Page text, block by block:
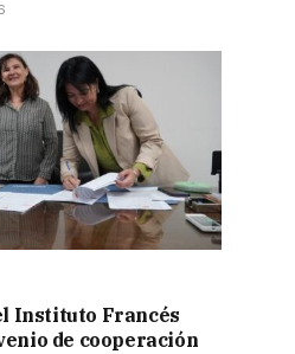
Instituto Francés
de cooperación